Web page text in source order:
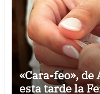
«Cara-feo»,
esta tarde la